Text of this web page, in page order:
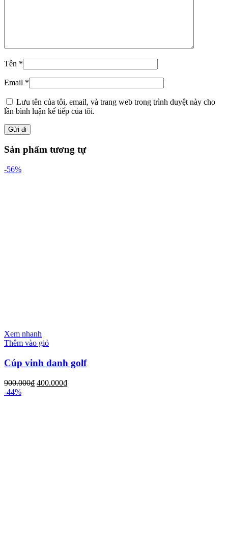
Tên *
Email *
Lưu tên của tôi, email, và trang web trong trình duyệt này cho
lần bình luận kế tiếp của tôi.
Sản phẩm tương tự
-56%
Xem nhanh
Thêm vào giỏ
Cúp vinh danh golf
900.000₫ 400.000₫
-44%